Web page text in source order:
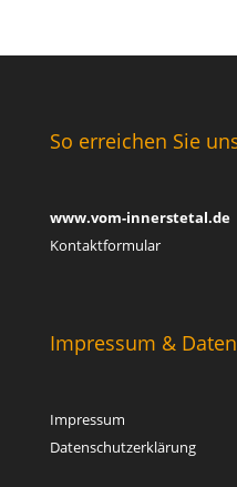
So erreichen Sie
www.vom-innerstetal.de
Kontaktformular
Impressum &
Impressum
Datenschutzerklärung